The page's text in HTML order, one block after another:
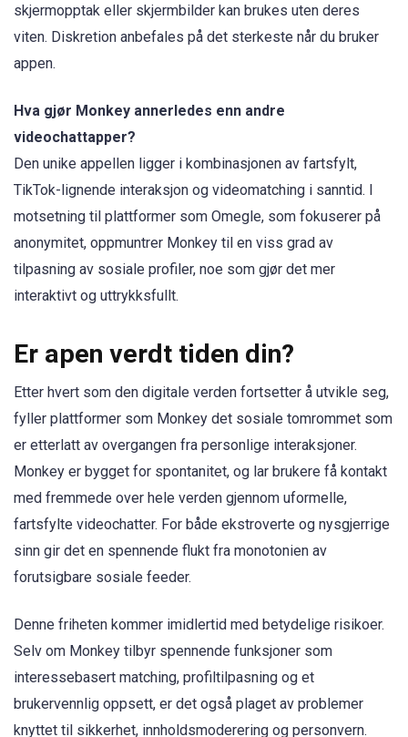
skjermopptak eller skjermbilder kan brukes uten deres
viten. Diskretion anbefales på det sterkeste når du bruker
appen.
Hva gjør Monkey annerledes enn andre
videochattapper?
Den unike appellen ligger i kombinasjonen av fartsfylt,
TikTok-lignende interaksjon og videomatching i sanntid. I
motsetning til plattformer som Omegle, som fokuserer på
anonymitet, oppmuntrer Monkey til en viss grad av
tilpasning av sosiale profiler, noe som gjør det mer
interaktivt og uttrykksfullt.
Er apen verdt tiden din?
Etter hvert som den digitale verden fortsetter å utvikle seg,
fyller plattformer som Monkey det sosiale tomrommet som
er etterlatt av overgangen fra personlige interaksjoner.
Monkey er bygget for spontanitet, og lar brukere få kontakt
med fremmede over hele verden gjennom uformelle,
fartsfylte videochatter. For både ekstroverte og nysgjerrige
sinn gir det en spennende flukt fra monotonien av
forutsigbare sosiale feeder.
Denne friheten kommer imidlertid med betydelige risikoer.
Selv om Monkey tilbyr spennende funksjoner som
interessebasert matching, profiltilpasning og et
brukervennlig oppsett, er det også plaget av problemer
knyttet til sikkerhet, innholdsmoderering og personvern.